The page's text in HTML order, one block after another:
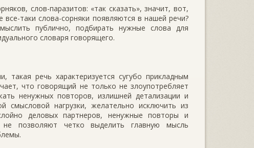
слов-паразитов: «так сказать», значит, вот,
таки слова-сорняки появляются в нашей речи?
публично, подбирать нужные слова для
словаря говорящего.
речь характеризуется сугубо прикладным
что говорящий не только не злоупотребляет
ненужных повторов, излишней детализации и
смысловой нагрузки, желательно исключить из
деловых партнеров, ненужные повторы и
позволяют четко выделить главную мысль